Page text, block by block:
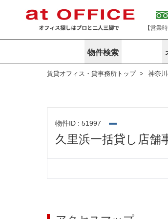
【営業
物件検索
東京
路線から探す
こだわりから探す
賃料相場を参考に探す
地図から探す
居抜き物件特集
オフィス探しノウハウ
企業情報
賃貸オフィス・貸事務所トップ 神奈
物件ID : 51997
久里浜一括貸し店舗